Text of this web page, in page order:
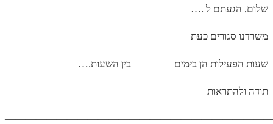
…. שלום, הגעתם ל
משרדנו סגורים כעת
….שעות הפעילות הן בימים _______ בין השעות
תודה ולהתראות